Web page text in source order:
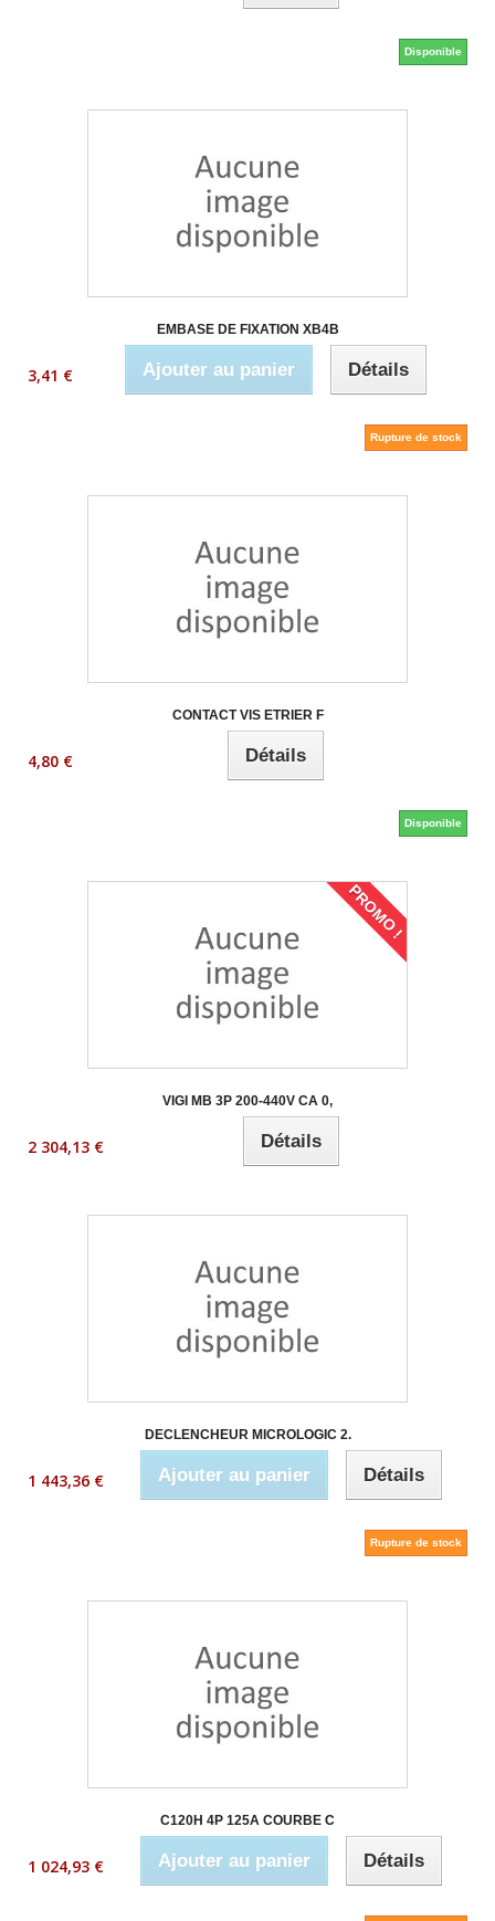
Disponible
EMBASE DE FIXATION XB4B
3,41 € Ajouter au panier Détails
Rupture de stock
CONTACT VIS ETRIER F
4,80 € Détails
Disponible
PROMO !
VIGI MB 3P 200-440V CA 0,
2 304,13 € Détails
DECLENCHEUR MICROLOGIC 2.
1 443,36 € Ajouter au panier Détails
Rupture de stock
C120H 4P 125A COURBE C
1 024,93 € Ajouter au panier Détails